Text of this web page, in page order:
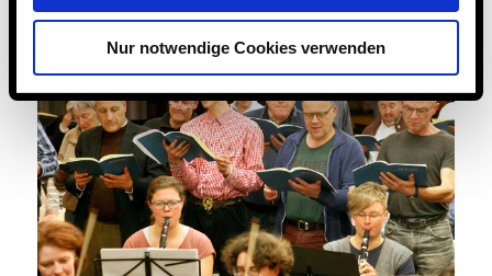
Nur notwendige Cookies verwenden